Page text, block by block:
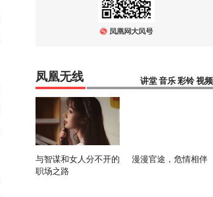
讲堂 音乐 彩铃 视频
凤凰无线
与智谋和女人分不开的
职场之路
漫漫官途，危情相伴